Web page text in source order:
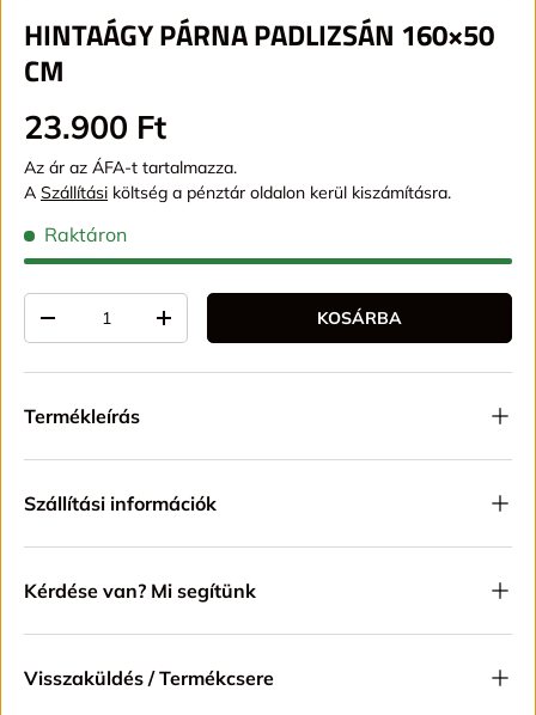
HINTAÁGY PÁRNA PADLIZSÁN 160×50
CM
Alap ár
23.900 Ft
Az ár az ÁFA-t tartalmazza.
A Szállítási költség a pénztár oldalon kerül kiszámításra.
Raktáron
TRANSLATION MISSING:TRANSLATION MISSING:KOSÁRBA
Termékleírás
Szállítási információk
Kérdése van? Mi segítünk
Visszaküldés / Termékcsere